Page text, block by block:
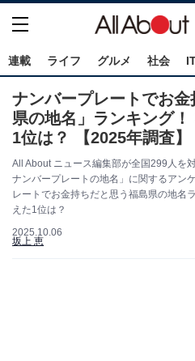
連載 ライフ グルメ 社会
ナンバープレートでお
県の地名」ランキング
1位は？ 【2025年調査】
All About ニュース編集部が全国299人を
ナンバープレートの地名」に関するアン
レートでお金持ちだと思う福島県の地名
えた1位は？
2025.10.06
坂上 恵